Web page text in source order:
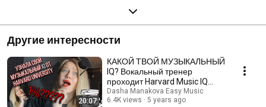
Другие интересности
20:07
КАКОЙ ТВОЙ МУЗЫКАЛЬНЫЙ
IQ? Вокальный тренер
проходит Harvard Music IQ
Test
Dasha Manakova Easy Music
6.4K views
5 years ago